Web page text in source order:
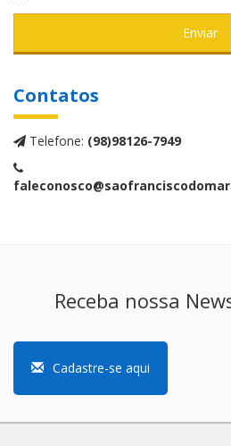
Enviar
Contatos
Telefone: (98)98126-7949
Receba nossa
Cadastre-se aqui